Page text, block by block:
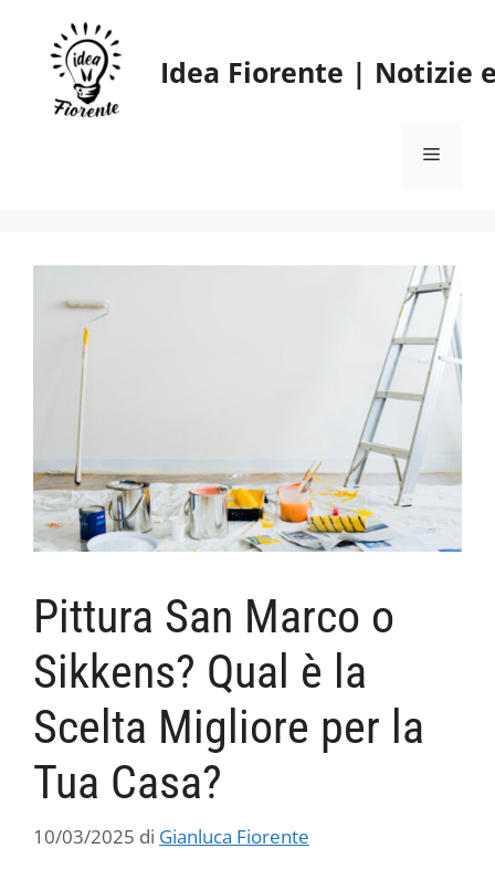
contenuto
Idea Fiorente | Notizie
Menu
Pittura San Marco o
Sikkens? Qual è la
Scelta Migliore per la
Tua Casa?
10/03/2025 di Gianluca Fiorente